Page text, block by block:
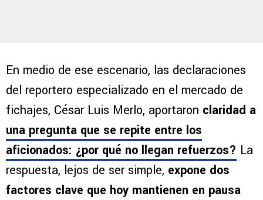
En medio de ese escenario, las declaraciones
del reportero especializado en el mercado de
fichajes, César Luis Merlo, aportaron claridad a
una pregunta que se repite entre los
aficionados: ¿por qué no llegan refuerzos? La
respuesta, lejos de ser simple, expone dos
factores clave que hoy mantienen en pausa